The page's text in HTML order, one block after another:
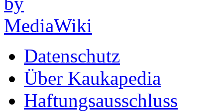
Datenschutz
Über Kaukapedia
Haftungsausschluss